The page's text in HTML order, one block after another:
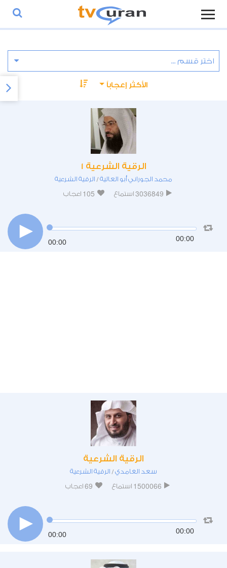
الأكثر إعجاباً
الرقية الشرعية 1
محمد الجوراني أبو العالية/ الرقية الشرعية
3036849 استماع 105 اعجاب
00:00 00:00
الرقية الشرعية
سعد الغامدي/ الرقية الشرعية
1500066 استماع 69 اعجاب
00:00 00:00